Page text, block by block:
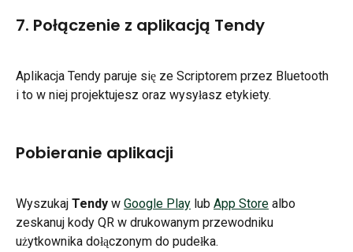
7. Połączenie z aplikacją Tendy
Aplikacja Tendy paruje się ze Scriptorem przez Bluetooth
i to w niej projektujesz oraz wysyłasz etykiety.
Pobieranie aplikacji
Wyszukaj Tendy w Google Play lub App Store albo
zeskanuj kody QR w drukowanym przewodniku
użytkownika dołączonym do pudełka.